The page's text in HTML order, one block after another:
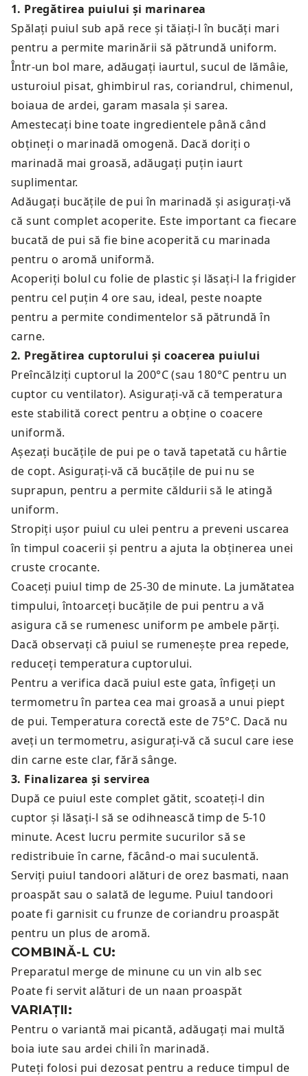
1. Pregătirea puiului și marinarea
Spălați puiul sub apă rece și tăiați-l în bucăți mari
pentru a permite marinării să pătrundă uniform.
Într-un bol mare, adăugați iaurtul, sucul de lămâie,
usturoiul pisat, ghimbirul ras, coriandrul, chimenul,
boiaua de ardei, garam masala și sarea.
Amestecați bine toate ingredientele până când
obțineți o marinadă omogenă. Dacă doriți o
marinadă mai groasă, adăugați puțin iaurt
suplimentar.
Adăugați bucățile de pui în marinadă și asigurați-vă
că sunt complet acoperite. Este important ca fiecare
bucată de pui să fie bine acoperită cu marinada
pentru o aromă uniformă.
Acoperiți bolul cu folie de plastic și lăsați-l la frigider
pentru cel puțin 4 ore sau, ideal, peste noapte
pentru a permite condimentelor să pătrundă în
carne.
2. Pregătirea cuptorului și coacerea puiului
Preîncălziți cuptorul la 200°C (sau 180°C pentru un
cuptor cu ventilator). Asigurați-vă că temperatura
este stabilită corect pentru a obține o coacere
uniformă.
Așezați bucățile de pui pe o tavă tapetată cu hârtie
de copt. Asigurați-vă că bucățile de pui nu se
suprapun, pentru a permite căldurii să le atingă
uniform.
Stropiți ușor puiul cu ulei pentru a preveni uscarea
în timpul coacerii și pentru a ajuta la obținerea unei
cruste crocante.
Coaceți puiul timp de 25-30 de minute. La jumătatea
timpului, întoarceți bucățile de pui pentru a vă
asigura că se rumenesc uniform pe ambele părți.
Dacă observați că puiul se rumenește prea repede,
reduceți temperatura cuptorului.
Pentru a verifica dacă puiul este gata, înfigeți un
termometru în partea cea mai groasă a unui piept
de pui. Temperatura corectă este de 75°C. Dacă nu
aveți un termometru, asigurați-vă că sucul care iese
din carne este clar, fără sânge.
3. Finalizarea și servirea
După ce puiul este complet gătit, scoateți-l din
cuptor și lăsați-l să se odihnească timp de 5-10
minute. Acest lucru permite sucurilor să se
redistribuie în carne, făcând-o mai suculentă.
Serviți puiul tandoori alături de orez basmati, naan
proaspăt sau o salată de legume. Puiul tandoori
poate fi garnisit cu frunze de coriandru proaspăt
pentru un plus de aromă.
COMBINĂ-L CU:
Preparatul merge de minune cu un vin alb sec
Poate fi servit alături de un naan proaspăt
VARIAȚII:
Pentru o variantă mai picantă, adăugați mai multă
boia iute sau ardei chili în marinadă.
Puteți folosi pui dezosat pentru a reduce timpul de